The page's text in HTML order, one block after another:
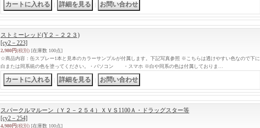
ストミーレッド(Y２－２２３)
[cy2－223]
2,980円(税別) [在庫数 100点]
☆商品内容：缶スプレー1本と見本のカラーサンプルが付属します。下記写真参照 ※こちらは透けやすい色なので下に
白または同系統の色を塗ってください。・パソコン ・スマホ ※白や同系の色は付属しておりま…
スパークルマルーン（Ｙ２－２５４）ＸＶＳ1100Ａ・ドラッグスター等
[cy2－254]
4,980円(税別) [在庫数 100点]